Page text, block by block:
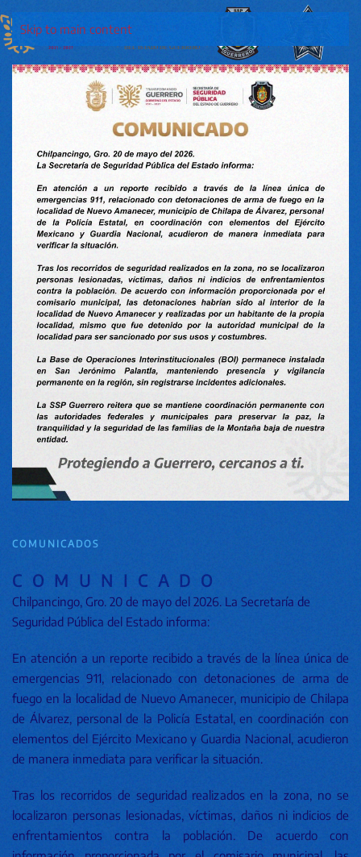
Skip to main content
COMUNICADOS
C O M U N I C A D O
Chilpancingo, Gro. 20 de mayo del 2026. La Secretaría de
Seguridad Pública del Estado informa:
En atención a un reporte recibido a través de la línea única de
emergencias 911, relacionado con detonaciones de arma de
fuego en la localidad de Nuevo Amanecer, municipio de Chilapa
de Álvarez, personal de la Policía Estatal, en coordinación con
elementos del Ejército Mexicano y Guardia Nacional, acudieron
de manera inmediata para verificar la situación.
Tras los recorridos de seguridad realizados en la zona, no se
localizaron personas lesionadas, víctimas, daños ni indicios de
enfrentamientos contra la población. De acuerdo con